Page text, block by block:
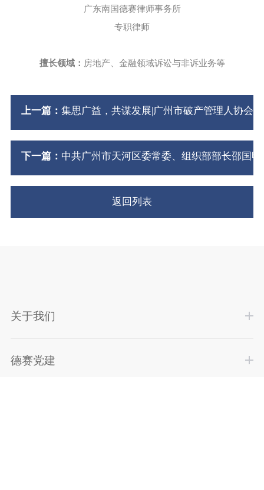
广东南国德赛律师事务所
专职律师
擅长领域： 房地产、金融领域诉讼与非诉业务等
上一篇： 集思广益，共谋发展|广州市破产管理人协会
下一篇： 中共广州市天河区委常委、组织部部长邵国
返回列表
关于我们
德赛党建